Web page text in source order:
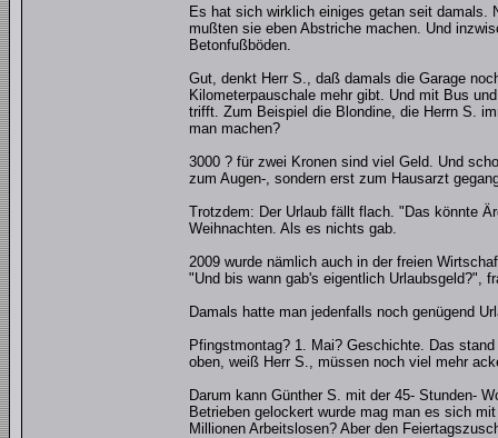
Es hat sich wirklich einiges getan seit damals.
mußten sie eben Abstriche machen. Und
Betonfußböden.
Gut, denkt Herr S., daß damals die Garage
Kilometerpauschale mehr gibt. Und mit Bus
trifft. Zum Beispiel die Blondine, die Herrn S.
man machen?
3000 ? für zwei Kronen sind viel Geld. Und
zum Augen-, sondern erst zum Hausarzt
Trotzdem: Der Urlaub fällt flach. "Das könnte
Weihnachten. Als es nichts gab.
2009 wurde nämlich auch in der freien
"Und bis wann gab's eigentlich Urlaubsgeld?",
Damals hatte man jedenfalls noch genügend
Pfingstmontag? 1. Mai? Geschichte. Das
oben, weiß Herr S., müssen noch viel mehr
Darum kann Günther S. mit der 45- Stunden-
Betrieben gelockert wurde mag man es sich
Millionen Arbeitslosen? Aber den